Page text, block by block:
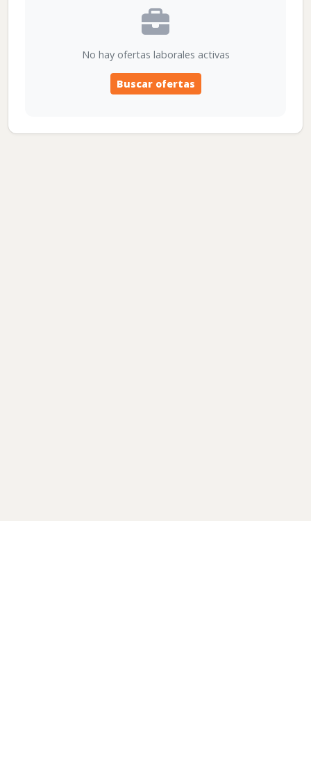
No hay ofertas laborales activas
Buscar ofertas